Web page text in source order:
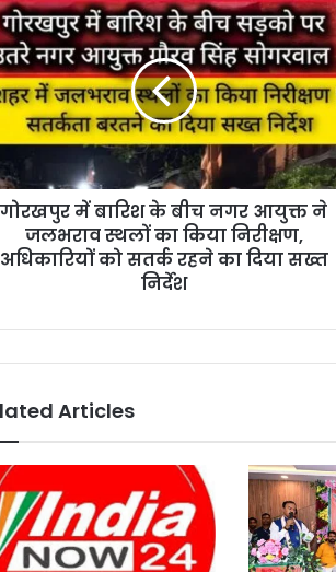
गोरखपुर में बारिश के बीच नगर आयुक्त ने
जलभराव स्थलों का किया निरीक्षण,
अधिकारियों को सतर्क रहने का दिया सख्त
निर्देश
Articles